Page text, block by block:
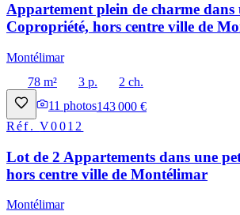
Appartement plein de charme dans
Copropriété, hors centre ville de
Montélimar
78 m²
3 p.
2 ch.
11 photos143 000 €
Réf.V0012
Lot de 2 Appartements dans une
hors centre ville de Montélimar
Montélimar